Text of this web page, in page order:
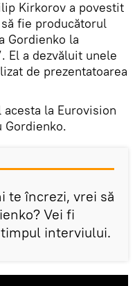
Kirkorov a povestit
fie producătorul
Gordienko la
El a dezvăluit unele
de prezentatoarea
la Eurovision
Gordienko.
te încrezi, vrei să
Vei fi
timpul interviului.